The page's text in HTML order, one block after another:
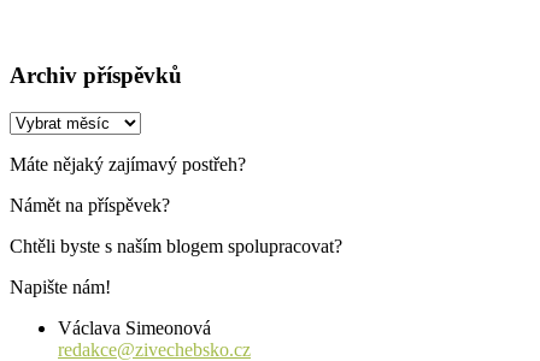
Archiv příspěvků
Archiv
Máte nějaký zajímavý postřeh?
Námět na příspěvek?
Chtěli byste s naším blogem spolupracovat?
Napište nám!
Václava Simeonová
redakce@zivechebsko.cz